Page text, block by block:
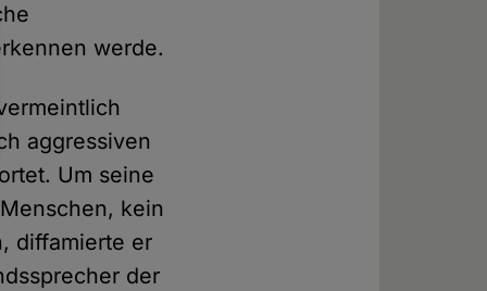
werde.
aggressiven
Um seine
kein
diffamierte er
der